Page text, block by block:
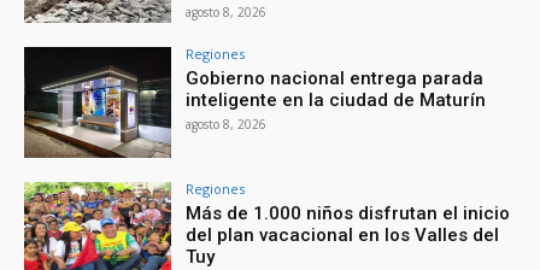
agosto 8, 2026
Regiones
Gobierno nacional entrega parada
inteligente en la ciudad de Maturín
agosto 8, 2026
Regiones
Más de 1.000 niños disfrutan el inicio
del plan vacacional en los Valles del
Tuy